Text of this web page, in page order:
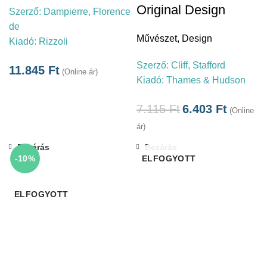
Szerző: Dampierre, Florence
de
Kiadó: Rizzoli
11.845 Ft (Online ár)
Original Design
Művészet, Design
Szerző: Cliff, Stafford
Kiadó: Thames & Hudson
7.115Ft6.403 Ft (Online
ár)
-10%
ELFOGYOTT
Bezárás
ELFOGYOTT
Bezárás